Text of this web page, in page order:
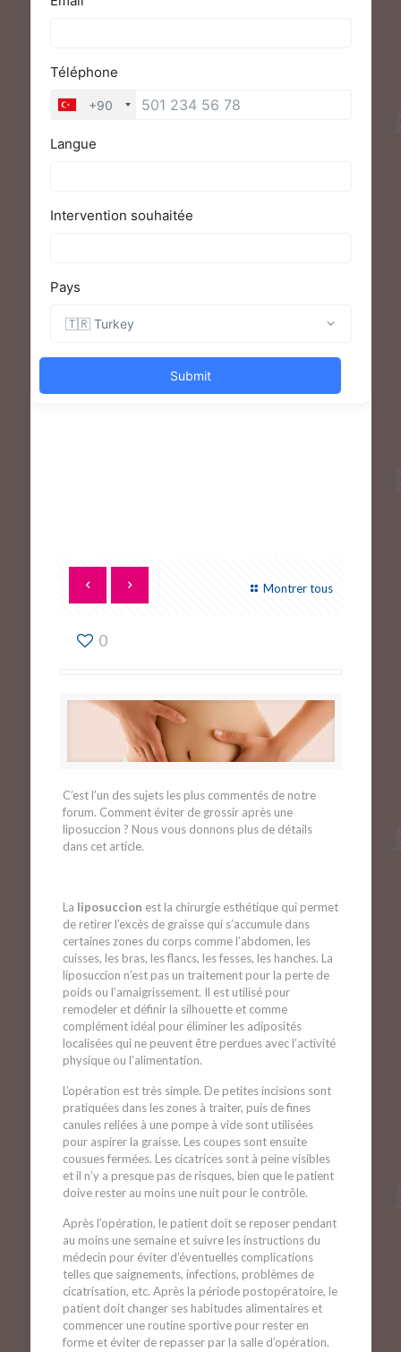
Montrer tous
0
C’est l’un des sujets les plus commentés de notre
forum. Comment éviter de grossir après une
liposuccion ? Nous vous donnons plus de détails
dans cet article.
La liposuccion est la chirurgie esthétique qui permet
de retirer l’excès de graisse qui s’accumule dans
certaines zones du corps comme l’abdomen, les
cuisses, les bras, les flancs, les fesses, les hanches. La
liposuccion n’est pas un traitement pour la perte de
poids ou l’amaigrissement. Il est utilisé pour
remodeler et définir la silhouette et comme
complément idéal pour éliminer les adiposités
localisées qui ne peuvent être perdues avec l’activité
physique ou l’alimentation.
L’opération est très simple. De petites incisions sont
pratiquées dans les zones à traiter, puis de fines
canules reliées à une pompe à vide sont utilisées
pour aspirer la graisse. Les coupes sont ensuite
cousues fermées. Les cicatrices sont à peine visibles
et il n’y a presque pas de risques, bien que le patient
doive rester au moins une nuit pour le contrôle.
Après l’opération, le patient doit se reposer pendant
au moins une semaine et suivre les instructions du
médecin pour éviter d’éventuelles complications
telles que saignements, infections, problèmes de
cicatrisation, etc. Après la période postopératoire, le
patient doit changer ses habitudes alimentaires et
commencer une routine sportive pour rester en
forme et éviter de repasser par la salle d’opération.